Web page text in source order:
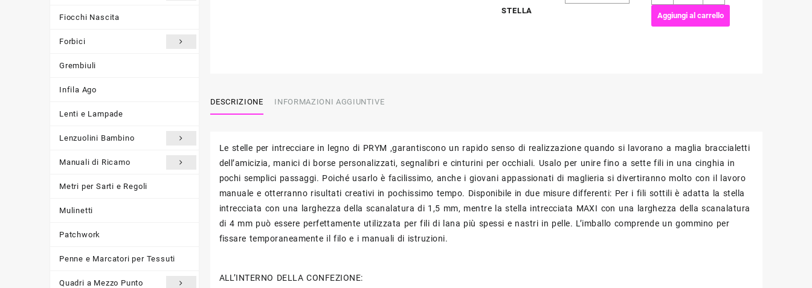
Fiocchi Nascita
Forbici
Grembiuli
Infila Ago
Lenti e Lampade
Lenzuolini Bambino
Manuali di Ricamo
Metri per Sarti e Regoli
Mulinetti
Patchwork
Penne e Marcatori per Tessuti
Quadri a Mezzo Punto
STELLA
Intrecciare
PRYM
Aggiungi al carrello
DESCRIZIONE INFORMAZIONI AGGIUNTIVE
Le stelle per intrecciare in legno di PRYM ,garantiscono un rapido senso di realizzazione quando si lavorano a maglia braccialetti
dell’amicizia, manici di borse personalizzati, segnalibri e cinturini per occhiali. Usalo per unire fino a sette fili in una cinghia in
pochi semplici passaggi. Poiché usarlo è facilissimo, anche i giovani appassionati di maglieria si divertiranno molto con il lavoro
manuale e otterranno risultati creativi in ​​pochissimo tempo. Disponibile in due misure differenti: Per i fili sottili è adatta la stella
intrecciata con una larghezza della scanalatura di 1,5 mm, mentre la stella intrecciata MAXI con una larghezza della scanalatura
di 4 mm può essere perfettamente utilizzata per fili di lana più spessi e nastri in pelle. L’imballo comprende un gommino per
fissare temporaneamente il filo e i manuali di istruzioni.
ALL’INTERNO DELLA CONFEZIONE: